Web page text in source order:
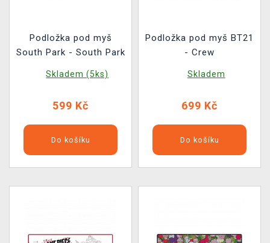
Podložka pod myš
South Park - South Park
Skladem (5ks)
599 Kč
Do košíku
Podložka pod myš BT21
- Crew
Skladem
699 Kč
Do košíku